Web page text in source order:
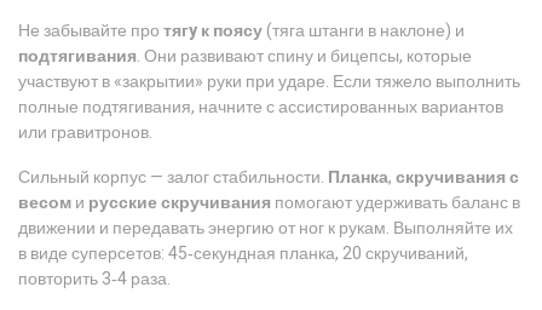
Не забывайте протягy к поясу(тяга штанги в наклоне) и
подтягивания. Они развивают спину и бицепсы, которые
участвуют в «закрытии» руки при ударе. Если тяжело выполнить
полные подтягивания, начните с ассистированных вариантов
или гравитронов.
Сильный корпус — залог стабильности. Планка,скручивания с
весоми русские скручивания помогают удерживать баланс в
движении и передавать энергию от ног к рукам. Выполняйте их
в виде суперсетов: 45‑секундная планка, 20 скручиваний,
повторить 3‑4 раза.